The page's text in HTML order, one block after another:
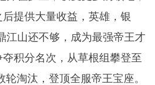
提供大量收益，英雄，银
江山还不够，成为最强帝王才
积分名次，从草根组攀登至
淘汰，登顶全服帝王宝座。